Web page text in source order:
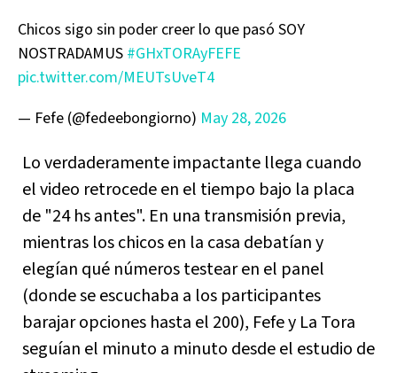
Chicos sigo sin poder creer lo que pasó SOY
NOSTRADAMUS #GHxTORAyFEFE
pic.twitter.com/MEUTsUveT4
— Fefe (@fedeebongiorno) May 28, 2026
Lo verdaderamente impactante llega cuando
el video retrocede en el tiempo bajo la placa
de "24 hs antes". En una transmisión previa,
mientras los chicos en la casa debatían y
elegían qué números testear en el panel
(donde se escuchaba a los participantes
barajar opciones hasta el 200), Fefe y La Tora
seguían el minuto a minuto desde el estudio de